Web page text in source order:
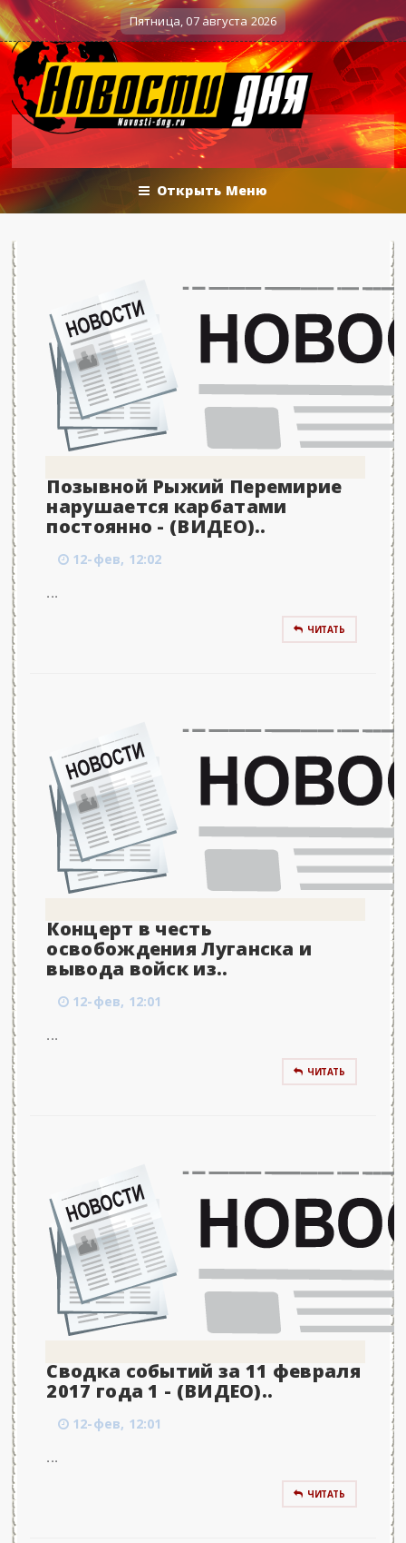
Военные действия Вечерние баталии политологов у Соловьёва
Пятница, 07 августа 2026
Открыть Меню
Позывной Рыжий Перемирие
нарушается карбатами
постоянно - (ВИДЕО)..
12-фев, 12:02
...
ЧИТАТЬ
Концерт в честь
освобождения Луганска и
вывода войск из..
12-фев, 12:01
...
ЧИТАТЬ
Сводка событий за 11 февраля
2017 года 1 - (ВИДЕО)..
12-фев, 12:01
...
ЧИТАТЬ